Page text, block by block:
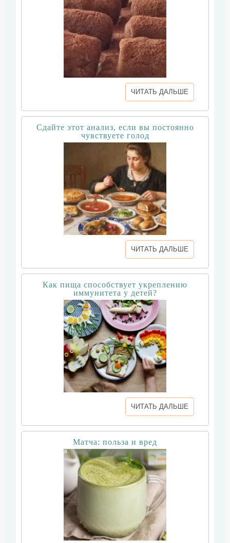
ЧИТАТЬ ДАЛЬШЕ
Сдайте этот анализ, если вы постоянно
чувствуете голод
ЧИТАТЬ ДАЛЬШЕ
Как пища способствует укреплению
иммунитета у детей?
ЧИТАТЬ ДАЛЬШЕ
Матча: польза и вред